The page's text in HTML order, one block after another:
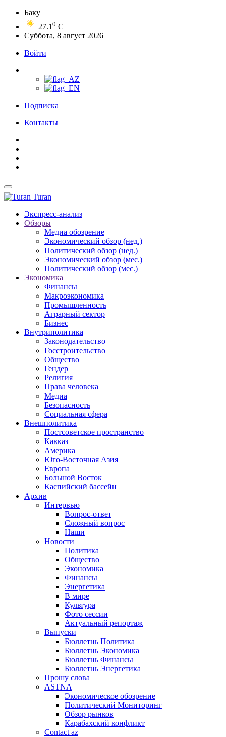
Баку
27.1 0 C
Суббота, 8 август 2026
Войти
Подписка
Контакты
Turan
Экспресс-анализ
Обзоры
Медиа обозрение
Экономический обзор (нед.)
Политический обзор (нед.)
Экономический обзор (мес.)
Политический обзор (мес.)
Экономика
Финансы
Макроэкономика
Промышленность
Аграрный сектор
Бизнес
Внутриполитика
Законодательство
Госстроительство
Общество
Гендер
Религия
Права человека
Медиа
Безопасность
Социальная сфера
Внешполитика
Постсоветское пространство
Кавказ
Америка
Юго-Восточная Азия
Европа
Большой Восток
Каспийский бассейн
Архив
Интервью
Вопрос-ответ
Сложный вопрос
Наши
Новости
Политика
Общество
Экономика
Финансы
Энергетика
В мире
Культура
Фото сессии
Актуальный репортаж
Выпуски
Бюллетнь Политика
Бюллетнь Экономика
Бюллетнь Финансы
Бюллетнь Энергетика
Прошу слова
ASTNA
Экономическое обозрение
Политический Мониторинг
Обзор рынков
Карабахский конфликт
Contact az